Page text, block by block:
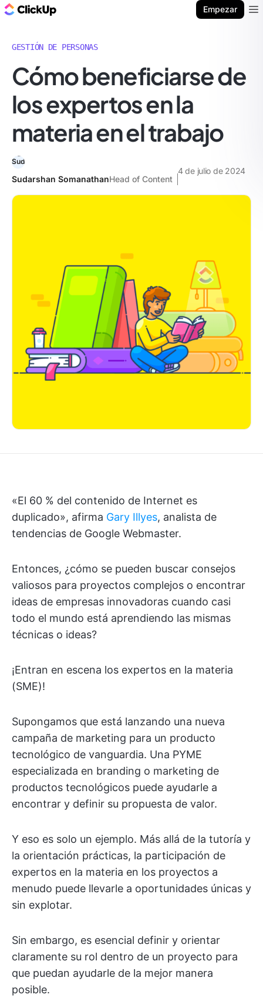
Empezar
GESTIÓN DE PERSONAS
Cómo beneficiarse de
los expertos en la
materia en el trabajo
Sudarshan SomanathanHead of Content
4 de julio de 2024
«El 60 % del contenido de Internet es
duplicado», afirma Gary Illyes, analista de
tendencias de Google Webmaster.
Entonces, ¿cómo se pueden buscar consejos
valiosos para proyectos complejos o encontrar
ideas de empresas innovadoras cuando casi
todo el mundo está aprendiendo las mismas
técnicas o ideas?
¡Entran en escena los expertos en la materia
(SME)!
Supongamos que está lanzando una nueva
campaña de marketing para un producto
tecnológico de vanguardia. Una PYME
especializada en branding o marketing de
productos tecnológicos puede ayudarle a
encontrar y definir su propuesta de valor.
Y eso es solo un ejemplo. Más allá de la tutoría y
la orientación prácticas, la participación de
expertos en la materia en los proyectos a
menudo puede llevarle a oportunidades únicas y
sin explotar.
Sin embargo, es esencial definir y orientar
claramente su rol dentro de un proyecto para
que puedan ayudarle de la mejor manera
posible.